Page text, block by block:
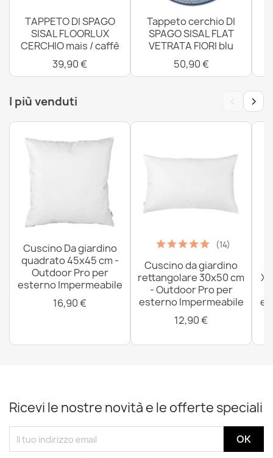
Tappeto CORDATO SISAL BOHO 46213051 beige
74,90 €
Tappeto Corda Sisal Boho 46215051 beige
74,90 €
TAPPETO DI SPAGO
SISAL FLOORLUX
CERCHIO mais / caffè
39,90 €
Tappeto cerchio DI
SPAGO SISAL FLAT
VETRATA FIORI blu
50,90 €
I più venduti ‹ ›
Cuscino Da giardino
quadrato 45x45 cm -
Outdoor Pro per
esterno Impermeabile
16,90 €
(14)
Cuscino da giardino
rettangolare 30x50 cm
- Outdoor Pro per
esterno Impermeabile
12,90 €
Ricevi le nostre novità e le offerte speciali